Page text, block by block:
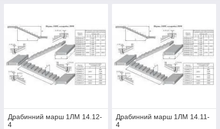
Драбинний марш 1ЛМ 14.12-
4
Драбинний марш 1ЛМ 14.11-
4